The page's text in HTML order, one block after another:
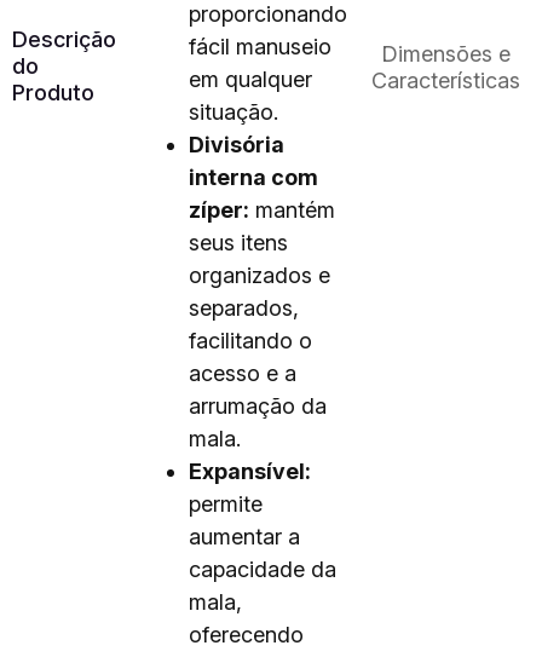
Descrição
do
Produto
proporcionando
fácil manuseio
em qualquer
situação.
Divisória
interna com
zíper: mantém
seus itens
organizados e
separados,
facilitando o
acesso e a
arrumação da
mala.
Expansível:
permite
aumentar a
capacidade da
mala,
oferecendo
Dimensões e
Características